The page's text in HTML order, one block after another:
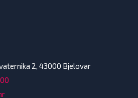
2, 43000 Bjelovar